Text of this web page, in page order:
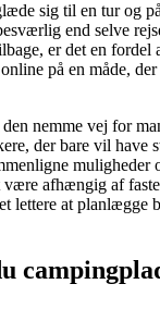
sig til en tur og
end selve
er det en fordel
på en måde,
nemme vej for
der bare vil have
muligheder
være afhængig af
lettere at planlægge